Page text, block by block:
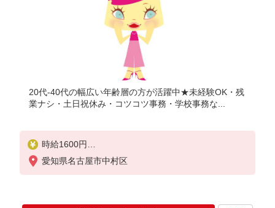
20代-40代の幅広い年齢層の方が活躍中★未経験OK・残
業ナシ・土日祝休み・コツコツ事務・学校事務な...
時給1600円
【月収例】時給1600円×7時間30分×月21日＝252,00
0円
愛知県名古屋市中村区